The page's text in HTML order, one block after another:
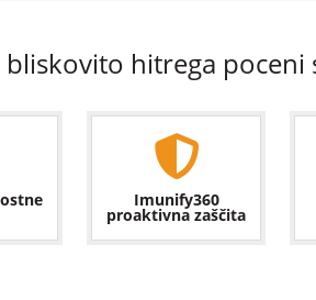
hitrega poceni
Imunify360
proaktivna zaščita